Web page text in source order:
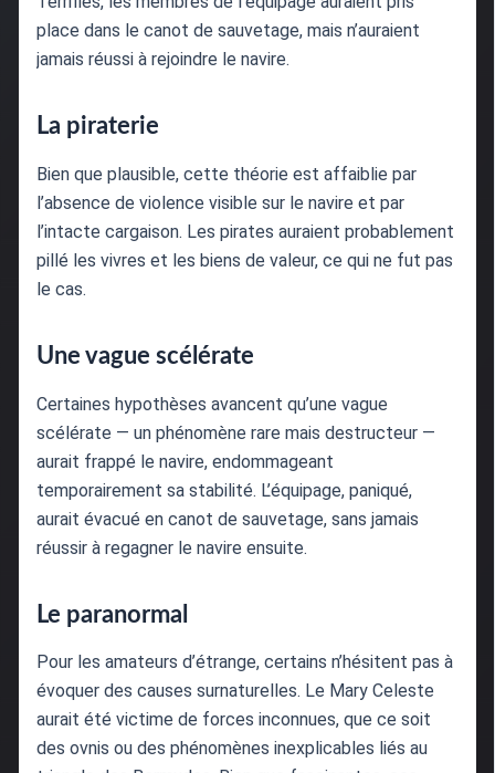
place dans le canot de sauvetage, mais n’auraient
jamais réussi à rejoindre le navire.
La piraterie
Bien que plausible, cette théorie est affaiblie par
l’absence de violence visible sur le navire et par
l’intacte cargaison. Les pirates auraient probablement
pillé les vivres et les biens de valeur, ce qui ne fut pas
le cas.
Une vague scélérate
Certaines hypothèses avancent qu’une vague
scélérate — un phénomène rare mais destructeur —
aurait frappé le navire, endommageant
temporairement sa stabilité. L’équipage, paniqué,
aurait évacué en canot de sauvetage, sans jamais
réussir à regagner le navire ensuite.
Le paranormal
Pour les amateurs d’étrange, certains n’hésitent pas à
évoquer des causes surnaturelles. Le Mary Celeste
aurait été victime de forces inconnues, que ce soit
des ovnis ou des phénomènes inexplicables liés au